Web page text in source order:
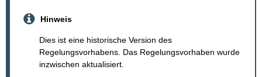
Hinweis
Dies ist eine historische Version des
Regelungsvorhabens. Das Regelungsvorhaben wurde
inzwischen aktualisiert.